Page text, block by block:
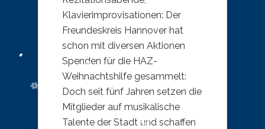
Klavierimprovisationen: Der
Freundeskreis Hannover hat
schon mit diversen Aktionen
Spenden für die HAZ-
Weihnachtshilfe gesammelt:
Doch seit fünf Jahren setzen die
Mitglieder auf musikalische
Talente der Stadt und schaffen